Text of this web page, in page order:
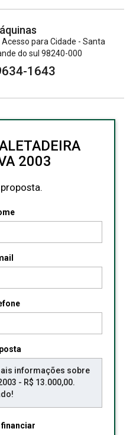
Acesso para Cidade - Santa
do sul 98240-000
1643
2003
financiar